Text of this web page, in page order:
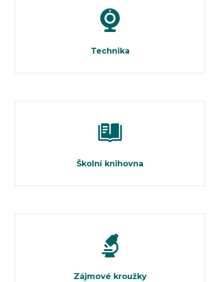
Technika
Školní knihovna
Zájmové kroužky